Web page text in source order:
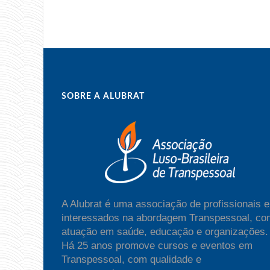
SOBRE A ALUBRAT
A Alubrat é uma associação de profissionais e
interessados na abordagem Transpessoal,
atuação em saúde, educação e organizações.
Há 25 anos promove cursos e eventos em
Transpessoal, com qualidade e